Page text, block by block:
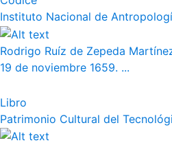
Instituto Nacional de
Rodrigo Ruíz de Zepeda
19 de noviembre 1659. ...
Libro
Patrimonio Cultural del